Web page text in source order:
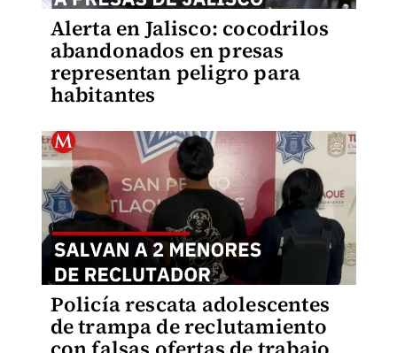
Alerta en Jalisco: cocodrilos
abandonados en presas
representan peligro para
habitantes
Policía rescata adolescentes
de trampa de reclutamiento